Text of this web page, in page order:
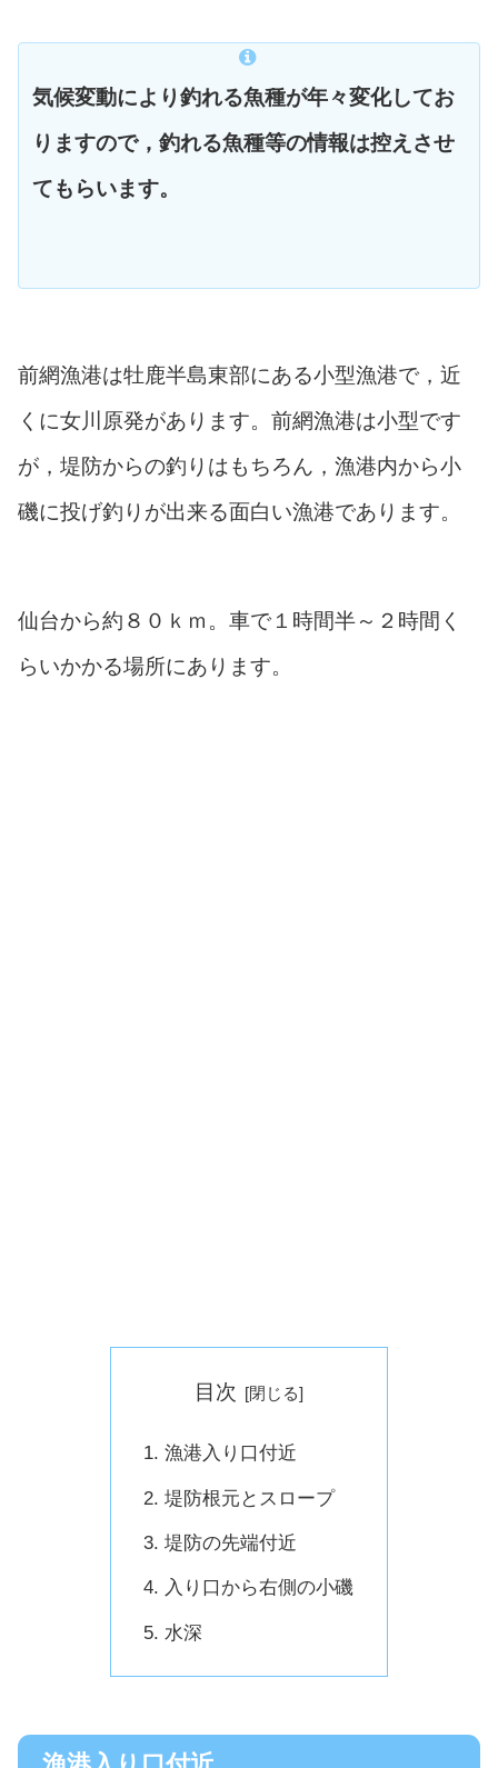
気候変動により釣れる魚種が年々変化してお
りますので，釣れる魚種等の情報は控えさせ
てもらいます。
前網漁港は牡鹿半島東部にある小型漁港で，近
くに女川原発があります。前網漁港は小型です
が，堤防からの釣りはもちろん，漁港内から小
磯に投げ釣りが出来る面白い漁港であります。
仙台から約８０ｋｍ。車で１時間半～２時間く
らいかかる場所にあります。
目次
漁港入り口付近
堤防根元とスロープ
堤防の先端付近
入り口から右側の小磯
水深